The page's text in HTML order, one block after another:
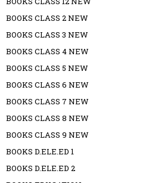
BOOKS CLASS 2 NEW
BOOKS CLASS 3 NEW
BOOKS CLASS 4 NEW
BOOKS CLASS 5 NEW
BOOKS CLASS 6 NEW
BOOKS CLASS 7 NEW
BOOKS CLASS 8 NEW
BOOKS CLASS 9 NEW
BOOKS D.ELE.ED 1
BOOKS D.ELE.ED 2